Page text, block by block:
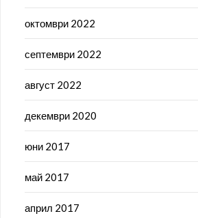
октомври 2022
септември 2022
август 2022
декември 2020
юни 2017
май 2017
април 2017